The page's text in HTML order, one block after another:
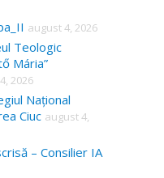
august 4, 2026
Teologic
Mária”
2026
Național
Ciuc august 4,
– Consilier IA